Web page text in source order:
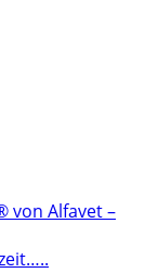
von Alfavet –